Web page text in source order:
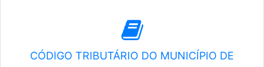
CÓDIGO TRIBUTÁRIO DO MUNICÍPIO DE